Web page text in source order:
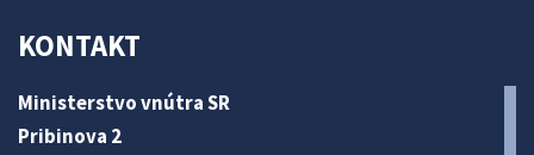
KONTAKT
Ministerstvo vnútra SR
Pribinova 2